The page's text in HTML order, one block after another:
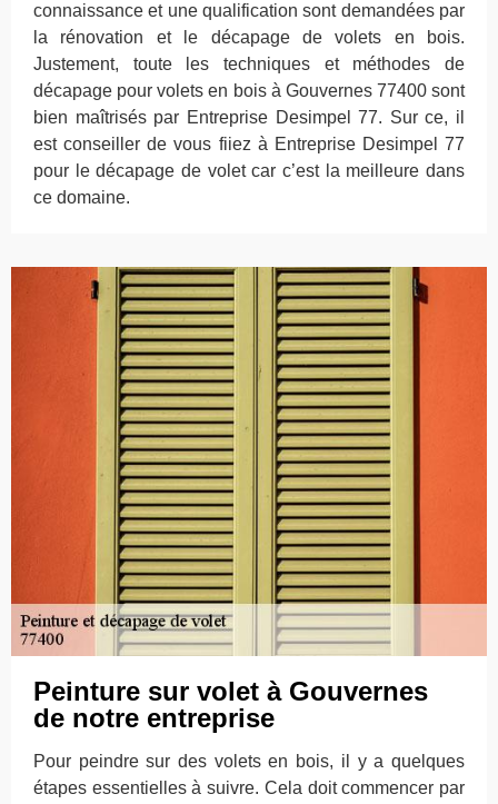
connaissance et une qualification sont demandées par
la rénovation et le décapage de volets en bois.
Justement, toute les techniques et méthodes de
décapage pour volets en bois à Gouvernes 77400 sont
bien maîtrisés par Entreprise Desimpel 77. Sur ce, il
est conseiller de vous fiiez à Entreprise Desimpel 77
pour le décapage de volet car c’est la meilleure dans
ce domaine.
Peinture sur volet à Gouvernes
de notre entreprise
Pour peindre sur des volets en bois, il y a quelques
étapes essentielles à suivre. Cela doit commencer par